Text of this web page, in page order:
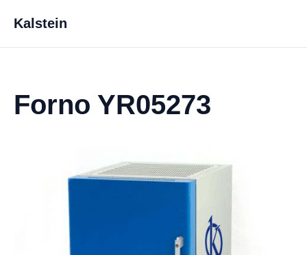
Kalstein
Forno YR05273